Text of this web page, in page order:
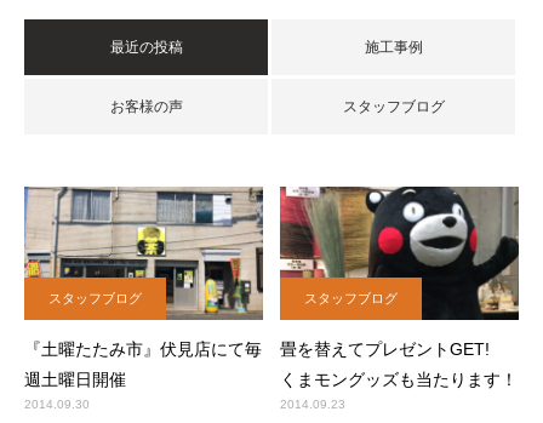
最近の投稿 施工事例
お客様の声 スタッフブログ
スタッフブログ
『土曜たたみ市』伏見店にて毎
週土曜日開催
2014.09.30
スタッフブログ
畳を替えてプレゼントGET!
くまモングッズも当たります！
2014.09.23